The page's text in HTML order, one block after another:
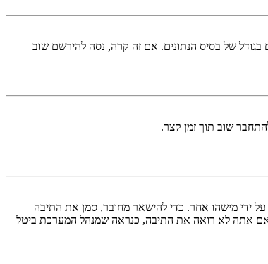
של בסיס הנתונים. אם זה קרה, נסה להירשם שוב
שוב תוך זמן קצר.
ידי מישהו אחר. כדי להישאר מחובר, סמן את התיבה
אם אתה לא רואה את התיבה, כנראה שמנהל המערכת ביטל